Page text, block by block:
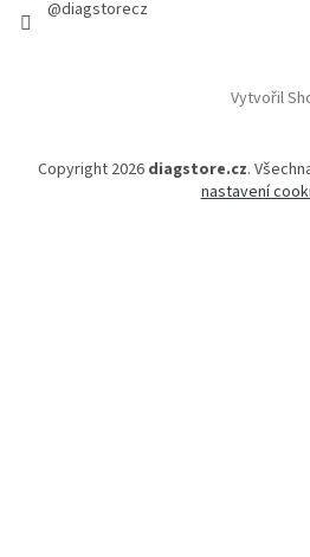
@diagstorecz
Vytvořil
Copyright 2026 diagstore.cz.
nastavení